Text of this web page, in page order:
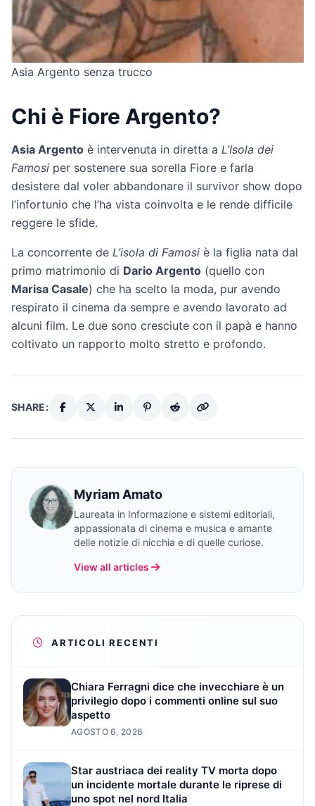
Asia Argento senza trucco
Chi è Fiore Argento?
Asia Argento è intervenuta in diretta a L’Isola dei
Famosi per sostenere sua sorella Fiore e farla
desistere dal voler abbandonare il survivor show dopo
l’infortunio che l’ha vista coinvolta e le rende difficile
reggere le sfide.
La concorrente de L’isola di Famosi è la figlia nata dal
primo matrimonio di Dario Argento (quello con
Marisa Casale) che ha scelto la moda, pur avendo
respirato il cinema da sempre e avendo lavorato ad
alcuni film. Le due sono cresciute con il papà e hanno
coltivato un rapporto molto stretto e profondo.
SHARE:
Myriam Amato
Laureata in Informazione e sistemi editoriali,
appassionata di cinema e musica e amante
delle notizie di nicchia e di quelle curiose.
View all articles
ARTICOLI RECENTI
Chiara Ferragni dice che invecchiare è un
privilegio dopo i commenti online sul suo
aspetto
AGOSTO 6, 2026
Star austriaca dei reality TV morta dopo
un incidente mortale durante le riprese di
uno spot nel nord Italia